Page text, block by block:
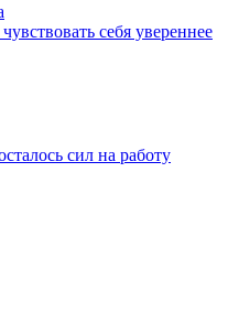
себя увереннее
сил на работу